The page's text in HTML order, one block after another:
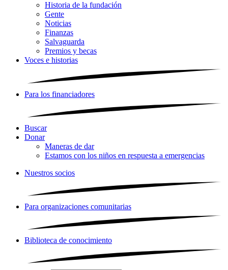
Historia de la fundación
Gente
Noticias
Finanzas
Salvaguarda
Premios y becas
Voces e historias
Para los financiadores
Buscar
Donar
Maneras de dar
Estamos con los niños en respuesta a emergencias
Nuestros socios
Para organizaciones comunitarias
Biblioteca de conocimiento